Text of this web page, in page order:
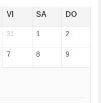
VI SA DO
31 1 2
7 8 9